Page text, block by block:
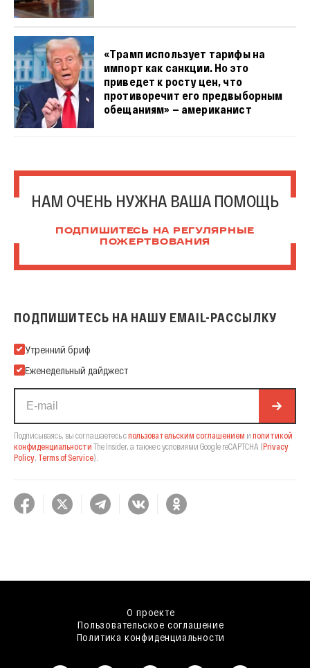
«Трамп использует тарифы на
импорт как санкции. Но это
приведет к росту цен, что
противоречит его предвыборным
обещаниям» — американист
НАМ ОЧЕНЬ НУЖНА ВАША ПОМОЩЬ
ПОДПИШИТЕСЬ НА РЕГУЛЯРНЫЕ
ПОЖЕРТВОВАНИЯ
ПОДПИШИТЕСЬ НА НАШУ EMAIL-РАССЫЛКУ
Подпишитесь на нашу Email-рассылку
Утренний бриф
Еженедельный дайджест
Подписываясь, вы соглашаетесь спользовательским соглашением и политикой
конфиденциальности The Insider, а также с условиями Google reCAPTCHA (Privacy
Policy, Terms of Service).
О проекте
Пользовательское соглашение
Политика конфиденциальности